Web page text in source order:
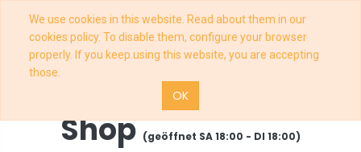
We use cookies in this website. Read about them in our
cookies policy. To disable them, configure your browser
properly. If you keep using this website, you are accepting
those.
OK
Shop(geöffnet SA 18:00 - DI 18:00)